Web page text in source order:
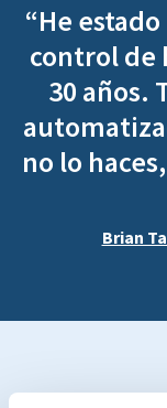
“He
control de
30 años.
no lo
Brian